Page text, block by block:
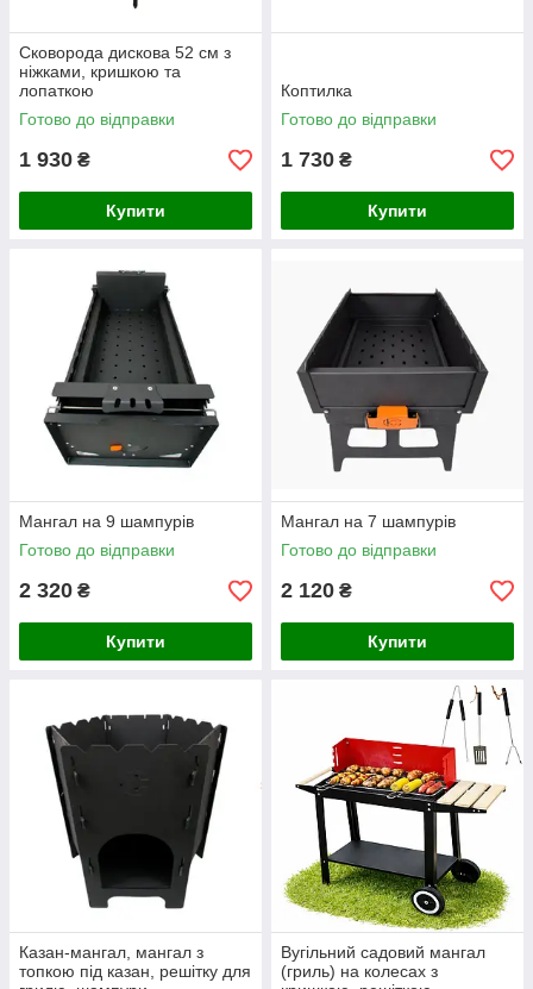
Сковорода дискова 52 см з
ніжками, кришкою та
лопаткою
Готово до відправки
1 930 ₴
Купити
Коптилка
Готово до відправки
1 730 ₴
Купити
Мангал на 9 шампурів
Готово до відправки
2 320 ₴
Купити
Мангал на 7 шампурів
Готово до відправки
2 120 ₴
Купити
Казан-мангал, мангал з
топкою під казан, решітку для
Вугільний садовий мангал
(гриль) на колесах з